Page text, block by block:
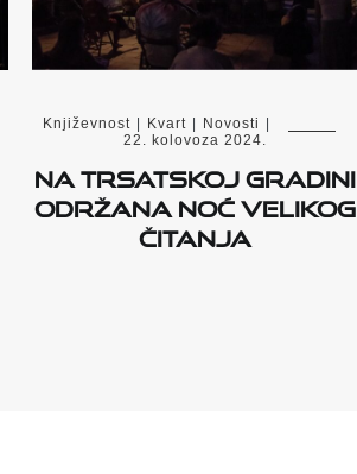
Književnost Kvart Novosti
22. kolovoza 2024.
Na Trsatskoj gradini
održana Noć velikog
čitanja